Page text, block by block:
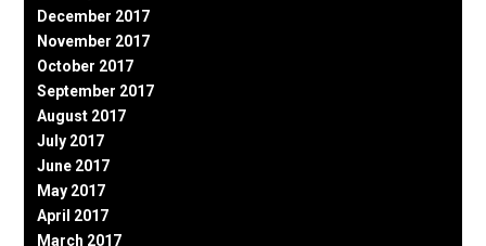
December 2017
November 2017
October 2017
September 2017
August 2017
July 2017
June 2017
May 2017
April 2017
March 2017